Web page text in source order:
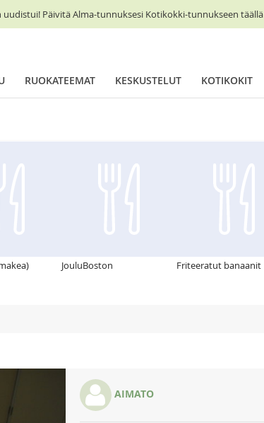
Päivitä Alma-tunnuksesi Kotikokki-tunnukseen täällä
RUOKATEEMAT KESKUSTELUT KOTIKOKIT
JouluBoston Friteeratut banaanit
AIMATO